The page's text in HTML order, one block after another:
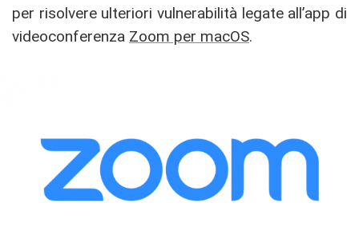
per risolvere ulteriori vulnerabilità legate all’app di
videoconferenza Zoom per macOS.